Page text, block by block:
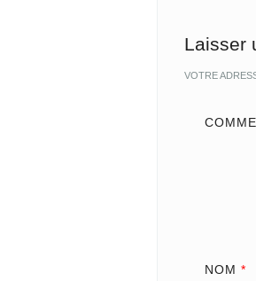
Laisser
VOTRE
NOM *